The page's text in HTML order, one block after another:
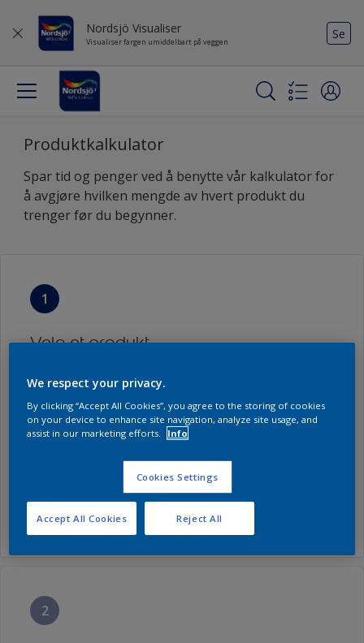
Nordsjö Visualiser
Visualiser fargen umiddelbart på veggen
Se
Produktkalkulator
Spar tid og penger ved å benytte vår kalkulator for
å avgjøre hvilken mengde av hvert produkt du
trenger før du begynner.
1
Velg et produkt
Vet du hvilket produkt du ønsker å benytte?
Nei Ja
2
We respect your privacy.
By clicking “Accept All Cookies”, you agree to the storing of cookies
on your device to enhance site navigation, analyze site usage, and
assist in our marketing efforts.
Info
Cookies Settings
Reject All
Accept All Cookies